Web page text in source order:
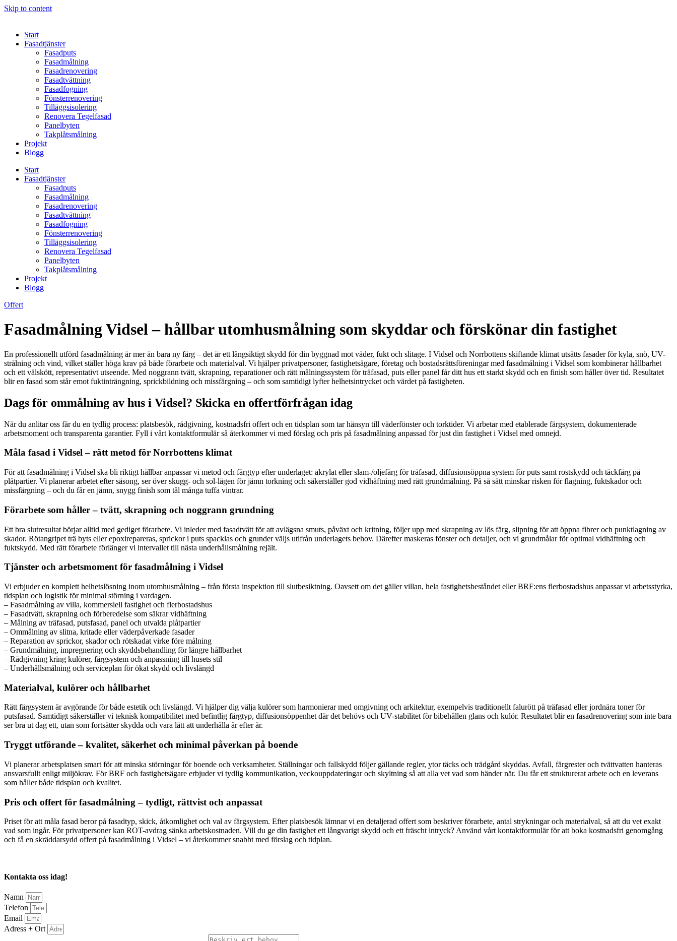
Skip to content
Start
Fasadtjänster
Fasadputs
Fasadmålning
Fasadrenovering
Fasadtvättning
Fasadfogning
Fönsterrenovering
Tilläggsisolering
Renovera Tegelfasad
Panelbyten
Takplåtsmålning
Projekt
Blogg
Start
Fasadtjänster
Fasadputs
Fasadmålning
Fasadrenovering
Fasadtvättning
Fasadfogning
Fönsterrenovering
Tilläggsisolering
Renovera Tegelfasad
Panelbyten
Takplåtsmålning
Projekt
Blogg
Offert
Fasadmålning Vidsel – hållbar utomhusmålning som skyddar och förskönar din fastighet
En professionellt utförd fasadmålning är mer än bara ny färg – det är ett långsiktigt skydd för din byggnad mot väder, fukt och slitage. I Vidsel och Norrbottens skiftande klimat utsätts fasader för kyla, snö, UV-
strålning och vind, vilket ställer höga krav på både förarbete och materialval. Vi hjälper privatpersoner, fastighetsägare, företag och bostadsrättsföreningar med fasadmålning i Vidsel som kombinerar hållbarhet
och ett välskött, representativt utseende. Med noggrann tvätt, skrapning, reparationer och rätt målningssystem för träfasad, puts eller panel får ditt hus ett starkt skydd och en finish som håller över tid. Resultatet
blir en fasad som står emot fuktinträngning, sprickbildning och missfärgning – och som samtidigt lyfter helhetsintrycket och värdet på fastigheten.
Dags för ommålning av hus i Vidsel? Skicka en offertförfrågan idag
När du anlitar oss får du en tydlig process: platsbesök, rådgivning, kostnadsfri offert och en tidsplan som tar hänsyn till väderfönster och torktider. Vi arbetar med etablerade färgsystem, dokumenterade
arbetsmoment och transparenta garantier. Fyll i vårt kontaktformulär så återkommer vi med förslag och pris på fasadmålning anpassad för just din fastighet i Vidsel med omnejd.
Måla fasad i Vidsel – rätt metod för Norrbottens klimat
För att fasadmålning i Vidsel ska bli riktigt hållbar anpassar vi metod och färgtyp efter underlaget: akrylat eller slam-/oljefärg för träfasad, diffusionsöppna system för puts samt rostskydd och täckfärg på
plåtpartier. Vi planerar arbetet efter säsong, ser över skugg- och sol-lägen för jämn torkning och säkerställer god vidhäftning med rätt grundmålning. På så sätt minskar risken för flagning, fuktskador och
missfärgning – och du får en jämn, snygg finish som tål många tuffa vintrar.
Förarbete som håller – tvätt, skrapning och noggrann grundning
Ett bra slutresultat börjar alltid med gediget förarbete. Vi inleder med fasadtvätt för att avlägsna smuts, påväxt och kritning, följer upp med skrapning av lös färg, slipning för att öppna fibrer och punktlagning av
skador. Rötangripet trä byts eller epoxirepareras, sprickor i puts spacklas och grunder väljs utifrån underlagets behov. Därefter maskeras fönster och detaljer, och vi grundmålar för optimal vidhäftning och
fuktskydd. Med rätt förarbete förlänger vi intervallet till nästa underhållsmålning rejält.
Tjänster och arbetsmoment för fasadmålning i Vidsel
Vi erbjuder en komplett helhetslösning inom utomhusmålning – från första inspektion till slutbesiktning. Oavsett om det gäller villan, hela fastighetsbeståndet eller BRF:ens flerbostadshus anpassar vi arbetsstyrka,
tidsplan och logistik för minimal störning i vardagen.
– Fasadmålning av villa, kommersiell fastighet och flerbostadshus
– Fasadtvätt, skrapning och förberedelse som säkrar vidhäftning
– Målning av träfasad, putsfasad, panel och utvalda plåtpartier
– Ommålning av slitna, kritade eller väderpåverkade fasader
– Reparation av sprickor, skador och rötskadat virke före målning
– Grundmålning, impregnering och skyddsbehandling för längre hållbarhet
– Rådgivning kring kulörer, färgsystem och anpassning till husets stil
– Underhållsmålning och serviceplan för ökat skydd och livslängd
Materialval, kulörer och hållbarhet
Rätt färgsystem är avgörande för både estetik och livslängd. Vi hjälper dig välja kulörer som harmonierar med omgivning och arkitektur, exempelvis traditionellt falurött på träfasad eller jordnära toner för
putsfasad. Samtidigt säkerställer vi teknisk kompatibilitet med befintlig färgtyp, diffusionsöppenhet där det behövs och UV-stabilitet för bibehållen glans och kulör. Resultatet blir en fasadrenovering som inte bara
ser bra ut dag ett, utan som fortsätter skydda och vara lätt att underhålla år efter år.
Tryggt utförande – kvalitet, säkerhet och minimal påverkan på boende
Vi planerar arbetsplatsen smart för att minska störningar för boende och verksamheter. Ställningar och fallskydd följer gällande regler, ytor täcks och trädgård skyddas. Avfall, färgrester och tvättvatten hanteras
ansvarsfullt enligt miljökrav. För BRF och fastighetsägare erbjuder vi tydlig kommunikation, veckouppdateringar och skyltning så att alla vet vad som händer när. Du får ett strukturerat arbete och en leverans
som håller både tidsplan och kvalitet.
Pris och offert för fasadmålning – tydligt, rättvist och anpassat
Priset för att måla fasad beror på fasadtyp, skick, åtkomlighet och val av färgsystem. Efter platsbesök lämnar vi en detaljerad offert som beskriver förarbete, antal strykningar och materialval, så att du vet exakt
vad som ingår. För privatpersoner kan ROT-avdrag sänka arbetskostnaden. Vill du ge din fastighet ett långvarigt skydd och ett fräscht intryck? Använd vårt kontaktformulär för att boka kostnadsfri genomgång
och få en skräddarsydd offert på fasadmålning i Vidsel – vi återkommer snabbt med förslag och tidplan.
Kontakta oss idag!
Namn
Telefon
Email
Adress + Ort